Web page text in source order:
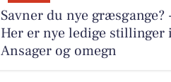
Savner du nye græsgange?
Her er nye ledige stillinger
Ansager og omegn